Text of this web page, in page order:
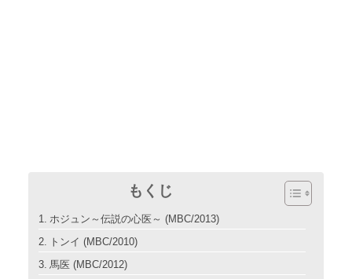
もくじ
ホジュン～伝説の心医～ (MBC/2013)
トンイ (MBC/2010)
馬医 (MBC/2012)